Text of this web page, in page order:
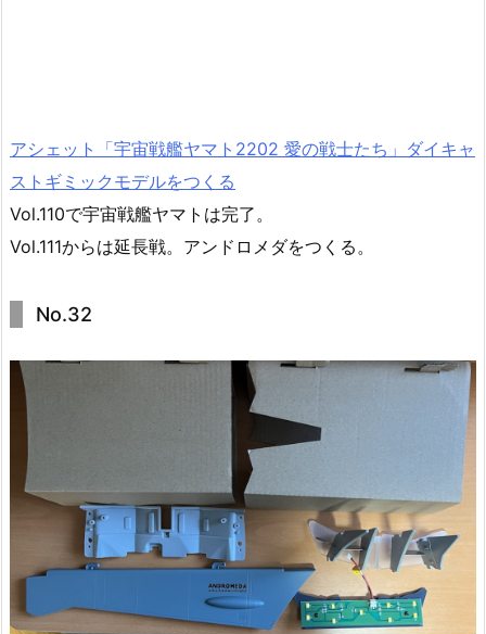
アシェット「宇宙戦艦ヤマト2202 愛の戦士たち」ダイキャ
ストギミックモデルをつくる
Vol.110で宇宙戦艦ヤマトは完了。
Vol.111からは延長戦。アンドロメダをつくる。
No.32